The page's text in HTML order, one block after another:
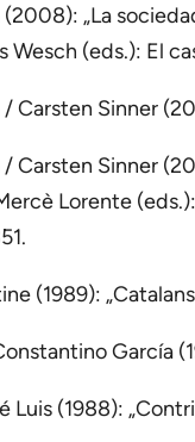
(2008): „La
Wesch (eds.): El
/ Carsten Sinner
/ Carsten Sinner
Lorente
(1989):
García
Luis (1988):